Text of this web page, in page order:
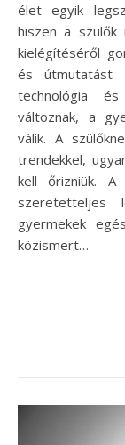
élet egyik
hiszen a szülők
kielégítéséről
és útmutatást
technológia
változnak, a
válik. A
trendekkel,
kell őrizniük.
szeretetteljes
gyermekek
közismert…